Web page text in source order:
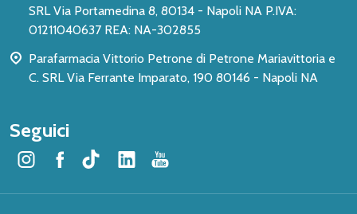
SRL Via Portamedina 8, 80134 - Napoli NA P.IVA:
01211040637 REA: NA-302855
Parafarmacia Vittorio Petrone di Petrone Mariavittoria e
C. SRL Via Ferrante Imparato, 190 80146 - Napoli NA
Seguici